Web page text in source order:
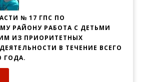
№ 17 ГПС ПО
РАЙОНУ РАБОТА С ДЕТЬМИ
ИЗ ПРИОРИТЕТНЫХ
В ТЕЧЕНИЕ ВСЕГО
ГОДА.